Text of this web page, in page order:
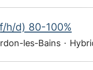
h/d) 80-100%
les-Bains ·